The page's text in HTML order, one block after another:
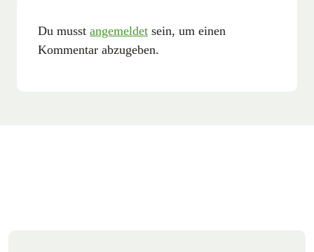
Du musst angemeldet sein, um einen
Kommentar abzugeben.